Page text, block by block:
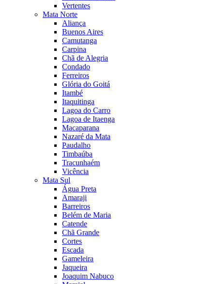
Vertentes
Mata Norte
Aliança
Buenos Aires
Camutanga
Carpina
Chã de Alegria
Condado
Ferreiros
Glória do Goitá
Itambé
Itaquitinga
Lagoa do Carro
Lagoa de Itaenga
Macaparana
Nazaré da Mata
Paudalho
Timbaúba
Tracunhaém
Vicência
Mata Sul
Água Preta
Amaraji
Barreiros
Belém de Maria
Catende
Chã Grande
Cortes
Escada
Gameleira
Jaqueira
Joaquim Nabuco